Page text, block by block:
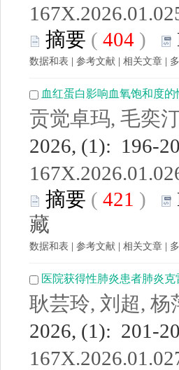
摘要 ( 404 )
数据和表 参考文献 相关文章
血红蛋白影响血氧饱和度
贡觉卓玛, 毛奕
2026, (1): 196-
摘要 ( 421 )
藏
数据和表 参考文献 相关文章
医院获得性肺炎患者肺炎
耿芸玲, 刘超, 杨
2026, (1): 201-